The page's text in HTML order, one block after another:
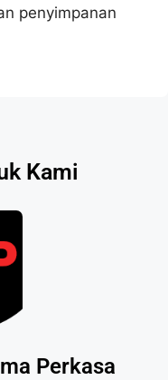
penyimpanan
Kami
Perkasa